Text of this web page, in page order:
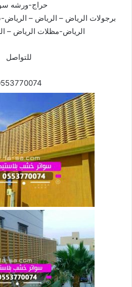
حراج-ورشه
برجولات الرياض – الرياض –
الرياض-مظلات الرياض –
للتواصل